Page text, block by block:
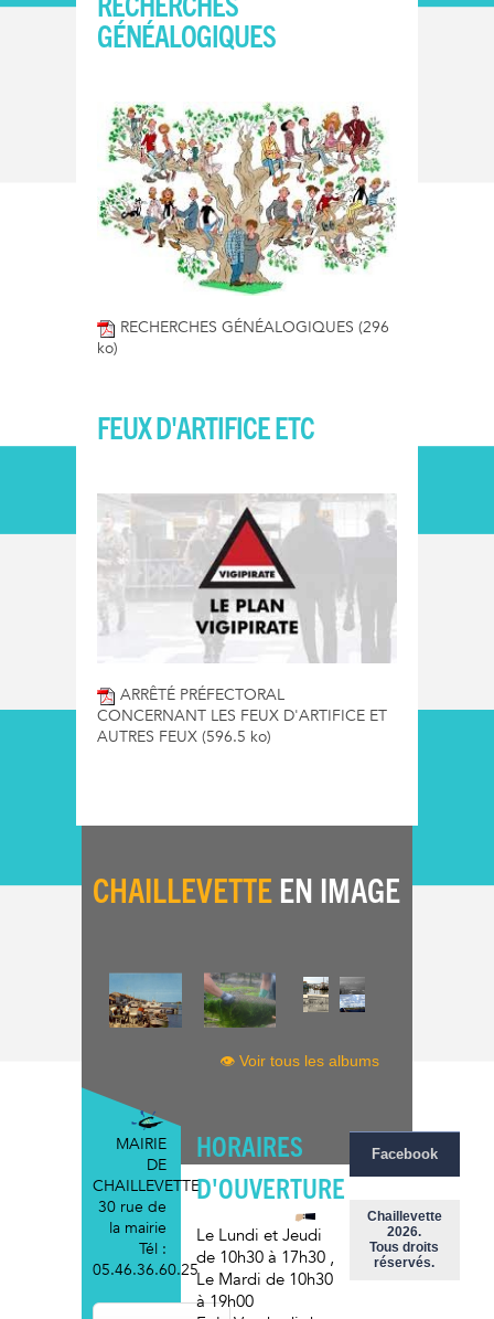
GÉNÉALOGIQUES
RECHERCHES GÉNÉALOGIQUES (296
ko)
FEUX D'ARTIFICE ETC
ARRÊTÉ PRÉFECTORAL
CONCERNANT LES FEUX D'ARTIFICE ET
AUTRES FEUX (596.5 ko)
CHAILLEVETTE EN IMAGE
👁 Voir tous les albums
MAIRIE
DE
CHAILLEVETTE
30 rue de
la mairie
Tél :
05.46.36.60.25
HORAIRES
D'OUVERTURE
Le Lundi et Jeudi
de 10h30 à 17h30 ,
Le Mardi de 10h30
à 19h00
Facebook
Chaillevette
2026.
Tous droits
réservés.